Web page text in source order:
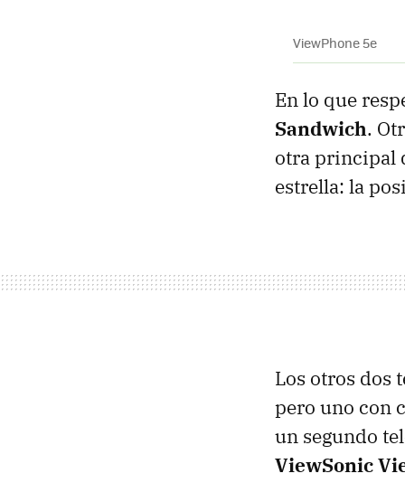
ViewPhone 5e
En lo que
Sandwich.
otra principal
estrella: la
Los otros dos
pero uno con
un segundo
ViewSonic